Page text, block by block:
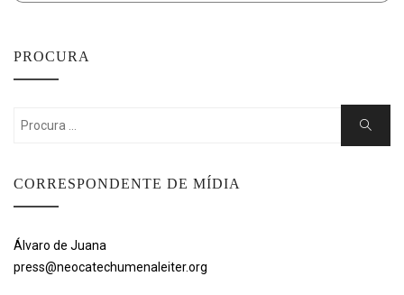
PROCURA
Search
Search
CORRESPONDENTE DE MÍDIA
Álvaro de Juana
press@neocatechumenaleiter.org